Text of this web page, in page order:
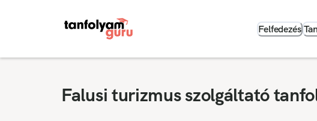
Felfedezés
Falusi turizmus szolgáltató